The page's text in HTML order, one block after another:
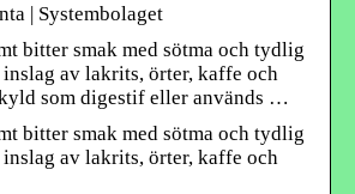
| Systembolaget
bitter smak med sötma och tydlig
av lakrits, örter, kaffe och
som digestif eller används …
bitter smak med sötma och tydlig
av lakrits, örter, kaffe och